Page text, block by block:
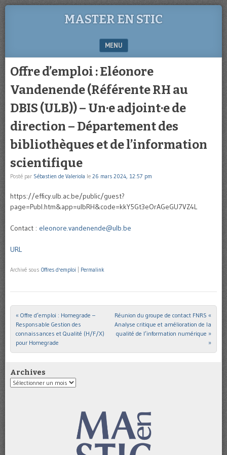
MASTER EN STIC
MENU
Offre d’emploi : Eléonore
Vandenende (Référente RH au
DBIS (ULB)) – Un·e adjoint·e de
direction – Département des
bibliothèques et de l’information
scientifique
Posté par Sébastien de Valeriola le 26 mars 2024, 12:57 pm
https://efficy.ulb.ac.be/public/guest?
page=Publ.htm&app=ulbRH&code=kkY5Gt3eOrAGeGU7VZ4L
Contact : eleonore.vandenende@ulb.be
URL
Archivé sous Offres d'emploi Permalink
Post navigation
« Offre d’emploi : Homegrade –
Responsable Gestion des
connaissances et Qualité (H/F/X)
pour Homegrade
Réunion du groupe de contact FNRS «
Analyse critique et amélioration de la
qualité de l’information numérique »
»
Archives
Archives